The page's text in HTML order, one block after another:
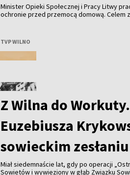
Minister Opieki Społecznej i Pracy Litwy
ochronie przed przemocą domową. Celem
TVP WILNO
Z Wilna do
Euzebiusza
sowieckim zesłaniu
Miał siedemnaście lat, gdy po operacji
Sowietów i wywieziony w głąb Związku